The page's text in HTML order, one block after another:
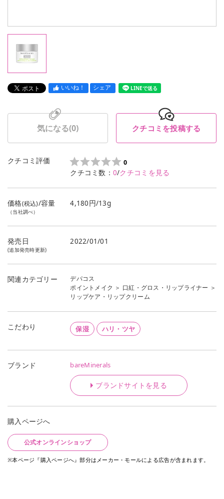
いいね！ シェア LINEで送る
気になる(0) クチコミを投稿する
クチコミ評価 0
クチコミ数： 0/クチコミを見る
価格(税込)/容量
（当社調べ）
4,180円/13g
発売日
(追加発売時更新)
2022/01/01
関連カテゴリー
デパコス
ポイントメイク ＞ 口紅・グロス・リップライナー ＞
リップケア・リップクリーム
こだわり 保湿 ハリ・ツヤ
ブランド bareMinerals
ブランドサイトを見る
購入ページへ
公式オンラインショップ
※本ページ『購入ページへ』部分はメーカー・モールによる広告が含まれます。